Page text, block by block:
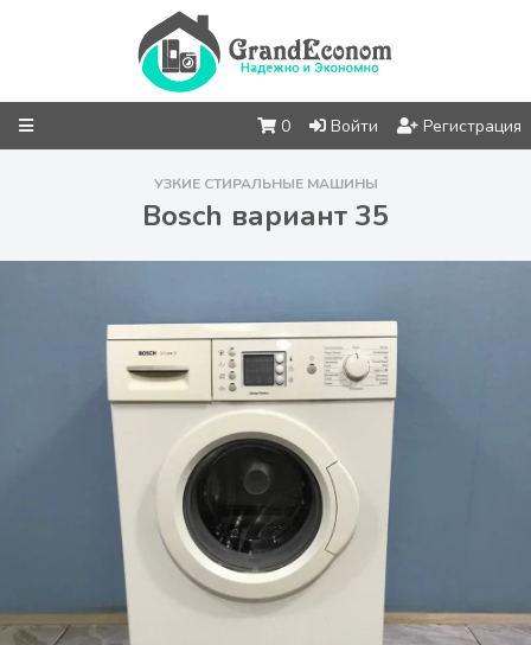
0 Войти Регистрация
УЗКИЕ СТИРАЛЬНЫЕ МАШИНЫ
Bosch вариант 35